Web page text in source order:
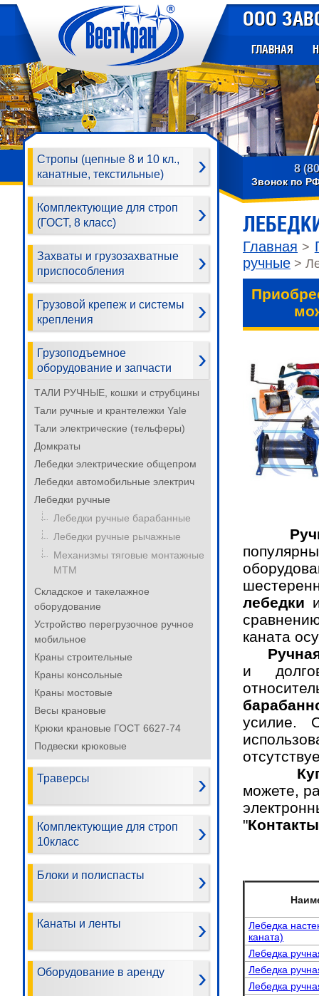
ООО
ГЛАВНАЯ
8
Звонок по
Стропы (цепные 8 и 10 кл.,
канатные, текстильные)
Комплектующие для строп
(ГОСТ, 8 класс)
Захваты и грузозахватные
приспособления
Грузовой крепеж и системы
крепления
Грузоподъемное
оборудование и запчасти
ТАЛИ РУЧНЫЕ, кошки и струбцины
Тали ручные и крантележки Yale
Тали электрические (тельферы)
Домкраты
Лебедки электрические общепром
Лебедки автомобильные электрич
Лебедки ручные
Лебедки ручные барабанные
Лебедки ручные рычажные
Механизмы тяговые монтажные
МТМ
Складское и такелажное
оборудование
Устройство перегрузочное ручное
мобильное
Краны строительные
Краны консольные
Краны мостовые
Весы крановые
Крюки крановые ГОСТ 6627-74
Подвески крюковые
Траверсы
Комплектующие для строп
10класс
Блоки и полиспасты
Канаты и ленты
Оборудование в аренду
Главная >
ручные >
лебедки
каната
и
усилие.
можете,
"Контакты
Лебедка
каната)
Лебедка
Лебедка
Лебедка